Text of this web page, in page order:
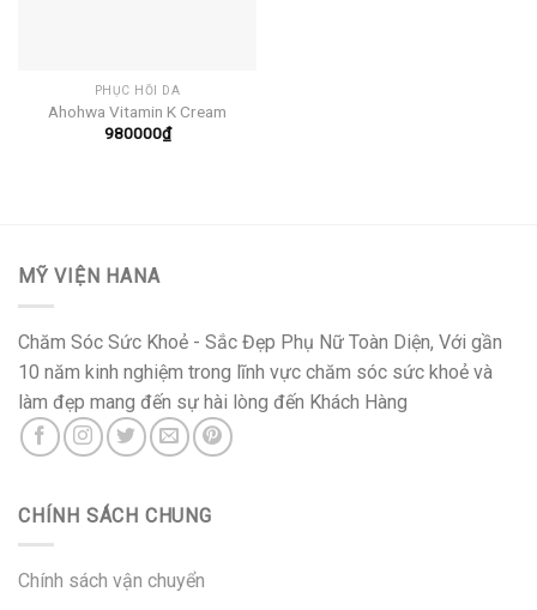
PHỤC HỒI DA
Ahohwa Vitamin K Cream
980000₫
MỸ VIỆN HANA
Chăm Sóc Sức Khoẻ - Sắc Đẹp Phụ Nữ Toàn Diện, Với gần
10 năm kinh nghiệm trong lĩnh vực chăm sóc sức khoẻ và
làm đẹp mang đến sự hài lòng đến Khách Hàng
CHÍNH SÁCH CHUNG
Chính sách vận chuyển